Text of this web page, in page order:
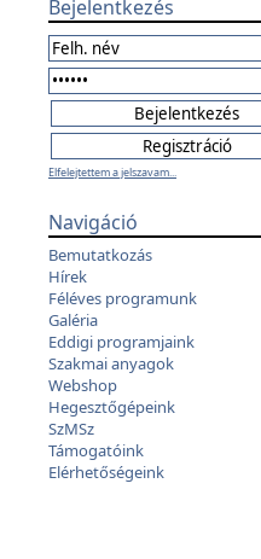
Bejelentkezés
Elfelejtettem a jelszavam...
Navigáció
Bemutatkozás
Hírek
Féléves programunk
Galéria
Eddigi programjaink
Szakmai anyagok
Webshop
Hegesztőgépeink
SzMSz
Támogatóink
Elérhetőségeink